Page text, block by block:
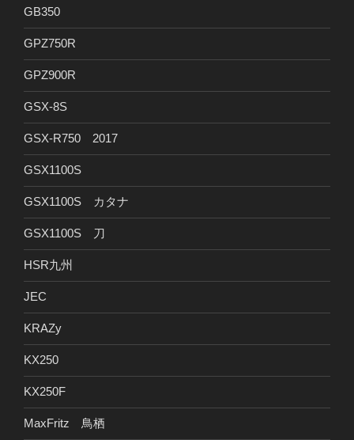
GB350
GPZ750R
GPZ900R
GSX-8S
GSX-R750 2017
GSX1100S
GSX1100S カタナ
GSX1100S 刀
HSR九州
JEC
KRAZy
KX250
KX250F
MaxFritz 鳥栖